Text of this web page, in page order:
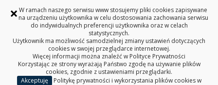
× W ramach naszego serwisu www stosujemy pliki cookies zapisywane
na urządzeniu użytkownika w celu dostosowania zachowania serwisu
do indywidualnych preferencji użytkownika oraz w celach
statystycznych.
Użytkownik ma możliwość samodzielnej zmiany ustawień dotyczących
cookies w swojej przeglądarce internetowej.
Więcej informacji można znaleźć w Polityce Prywatności
Korzystając ze strony wyrażają Państwo zgodę na używanie plików
cookies, zgodnie z ustawieniami przeglądarki.
Akceptuję
Politykę prywatności i wykorzystania plików cookies w
BIURO DS. ROZWOJU I PROGRAMÓW
MIĘDZYNARODOWYCH
POLITECHNIKI BIAŁOSTOCKIEJ
ul. Wiejska 45A, 15-351 Białystok
tel. 85 746 91 68, fax 85 746 97 64